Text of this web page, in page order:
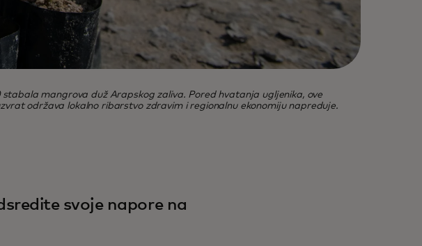
mangrova duž Arapskog zaliva. Pored hvatanja ugljenika, ove
održava lokalno ribarstvo zdravim i regionalnu ekonomiju napreduje.
svoje napore na